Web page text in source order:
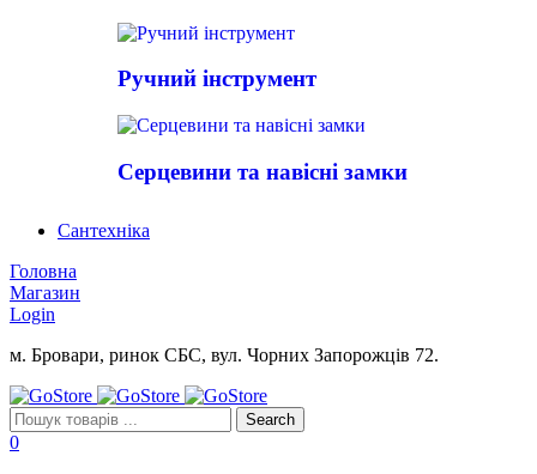
Ручний інструмент
Серцевини та навісні замки
Сантехніка
Головна
Магазин
Login
м. Бровари, ринок СБС, вул. Чорних Запорожців 72.
0